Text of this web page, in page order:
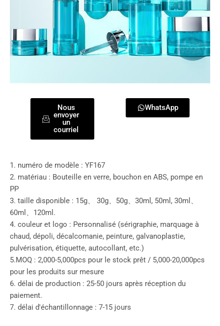
Nous
envoyer
un
courriel
WhatsApp
1. numéro de modèle : YF167
2. matériau : Bouteille en verre, bouchon en ABS, pompe en
PP
3. taille disponible : 15g、 30g、50g、30ml, 50ml, 30ml、
60ml、120ml.
4. couleur et logo : Personnalisé (sérigraphie, marquage à
chaud, dépoli, décalcomanie, peinture, galvanoplastie,
pulvérisation, étiquette, autocollant, etc.)
5.MOQ : 2,000-5,000pcs pour le stock prêt / 5,000-20,000pcs
pour les produits sur mesure
6. délai de production : 25-50 jours après réception du
paiement.
7. délai d'échantillonnage : 7-15 jours